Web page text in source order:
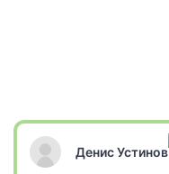
Денис Устинов